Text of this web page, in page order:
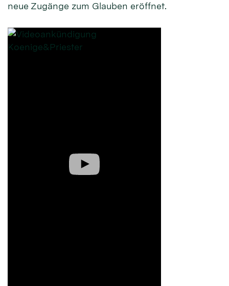
neue Zugänge zum Glauben eröffnet.